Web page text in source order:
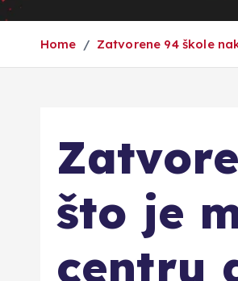
Home Zatvorene 94 škole
što je
centru